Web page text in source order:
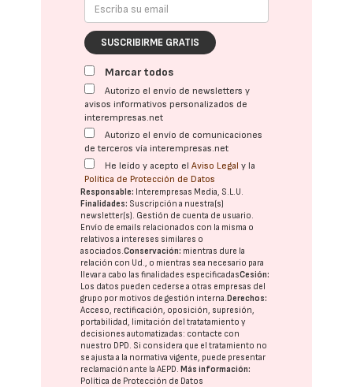
SUSCRIBIRME GRATIS
Marcar todos
Autorizo el envío de newsletters y
avisos informativos personalizados de
interempresas.net
Autorizo el envío de comunicaciones
de terceros vía interempresas.net
He leído y acepto elAviso Legal y la
Política de Protección de Datos
Responsable: Interempresas Media, S.L.U.
Finalidades: Suscripción a nuestra(s)
newsletter(s). Gestión de cuenta de usuario.
Envío de emails relacionados con la misma o
relativos a intereses similares o
asociados.Conservación: mientras dure la
relación con Ud., o mientras sea necesario para
llevar a cabo las finalidades especificadasCesión:
Los datos pueden cederse a otras empresas del
grupo por motivos de gestión interna.Derechos:
Acceso, rectificación, oposición, supresión,
portabilidad, limitación del tratatamiento y
decisiones automatizadas: contacte con
nuestro DPD. Si considera que el tratamiento no
se ajusta a la normativa vigente, puede presentar
reclamación ante laAEPD.Más información:
Política de Protección de Datos